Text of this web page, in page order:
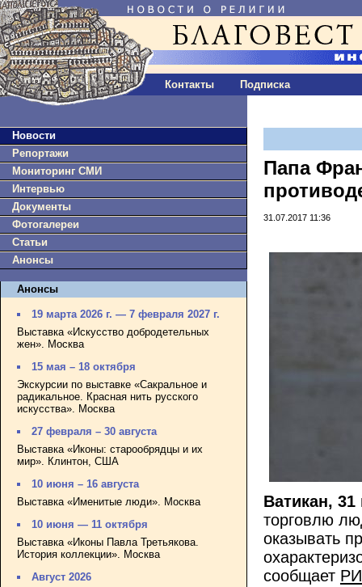
Контакты Подписка
Новости
Репортажи
Мониторинг СМИ
Интервью
Документы
Фотогалереи
Статьи
Анонсы
Анонсы
19 марта 2026 г. — 7 февраля 2027 г.
Выставка «Искусство добродетельных
жен». Москва
15 мая – 18 октября
Экскурсии по выставке «Сакральное и
радикальное. Красная нить русского
искусства». Москва
27 февраля – 30 августа
Выставка «Иконы: старообрядцы и их
мир». Клинтон, США
10 июня – 16 августа
Выставка «Именитые люди». Москва
10 июня — 11 октября
Выставка «Иконы Павла Третьякова.
История коллекции». Москва
Август 2026
Папа
31.07.2017 11:36
Ватикан,
торговлю
оказывать
сообщает